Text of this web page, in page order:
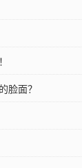
脸面？